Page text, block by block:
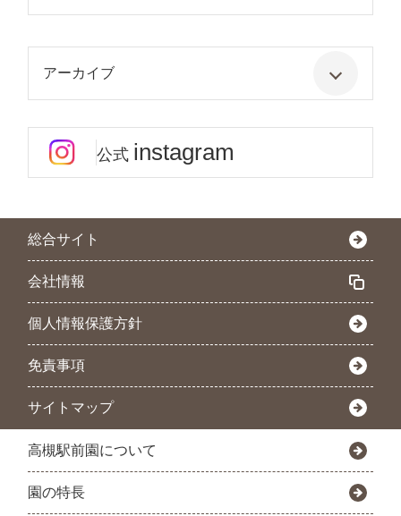
アーカイブ
公式 instagram
総合サイト
会社情報
個人情報保護方針
免責事項
サイトマップ
高槻駅前園について
園の特長